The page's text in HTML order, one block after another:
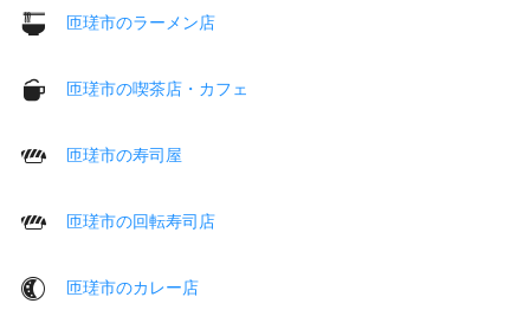
匝瑳市のラーメン店
匝瑳市の喫茶店・カフェ
匝瑳市の寿司屋
匝瑳市の回転寿司店
匝瑳市のカレー店